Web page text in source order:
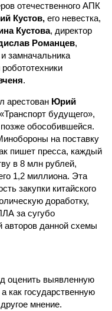
отечественного АПК
Кустов, его невестка,
Кустова, директор
Романцев,
и замначальника
.
арестован Юрий
будущего»,
обособившейся.
на поставку
пишет пресса, каждый
в 8 млн рублей,
1,2 миллиона. Эта
закупки китайского
доработку,
за сугубо
авторов данной схемы
оценить выявленную
как государственную
мнение.